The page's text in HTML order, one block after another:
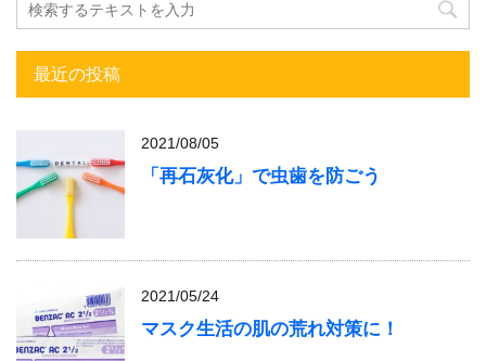
最近の投稿
2021/08/05
「再石灰化」で虫歯を防ごう
2021/05/24
マスク生活の肌の荒れ対策に！